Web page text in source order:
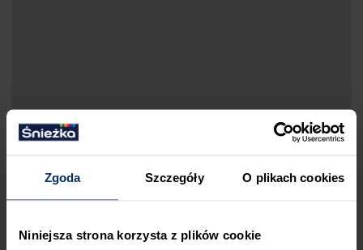
Zgoda Szczegóły O plikach cookies
Niniejsza strona korzysta z plików cookie
ZGŁOŚ BŁĄD